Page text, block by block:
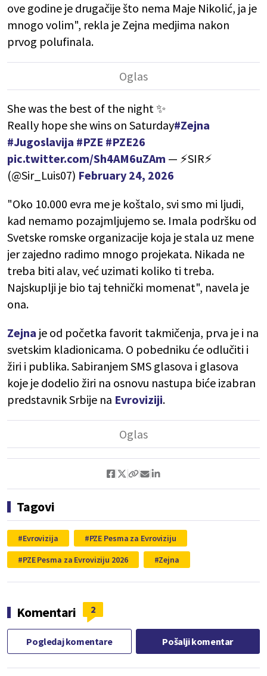
ove godine je drugačije što nema Maje Nikolić, ja je
mnogo volim", rekla je Zejna medjima nakon
prvog polufinala.
She was the best of the night ✨️
Really hope she wins on Saturday#Zejna
#Jugoslavija #PZE #PZE26
pic.twitter.com/Sh4AM6uZAm — ⚡️SIR⚡️
(@Sir_Luis07) February 24, 2026
"Oko 10.000 evra me je koštalo, svi smo mi ljudi,
kad nemamo pozajmljujemo se. Imala podršku od
Svetske romske organizacije koja je stala uz mene
jer zajedno radimo mnogo projekata. Nikada ne
treba biti alav, već uzimati koliko ti treba.
Najskuplji je bio taj tehnički momenat", navela je
ona.
Zejna je od početka favorit takmičenja, prva je i na
svetskim kladionicama. O pobedniku će odlučiti i
žiri i publika. Sabiranjem SMS glasova i glasova
koje je dodelio žiri na osnovu nastupa biće izabran
predstavnik Srbije na Evroviziji.
Tagovi
Evrovizija
PZE Pesma za Evroviziju
PZE Pesma za Evroviziju 2026
Zejna
Komentari 2
Pogledaj komentare Pošalji komentar